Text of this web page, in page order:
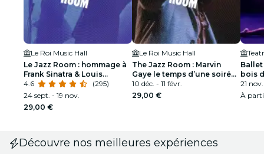
Le Roi Music Hall
Le Jazz Room : hommage à
Frank Sinatra & Louis
Armstrong
4.6
(295)
24 sept. - 19 nov.
29,00 €
Le Roi Music Hall
The Jazz Room : Marvin
Gaye le temps d’une soirée
Soul
10 déc. - 11 févr.
29,00 €
Ballet
bois
21
À
Découvre nos meilleures expériences